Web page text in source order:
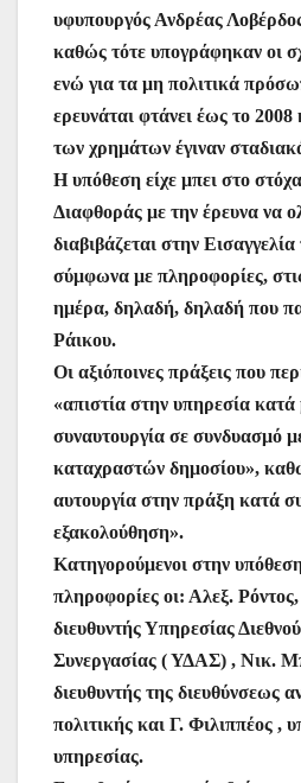
υφυπουργός Ανδρέας
καθώς τότε υπογράφηκαν οι
ενώ για τα μη πολιτικά
ερευνάται φτάνει έως το
των χρημάτων έγιναν
Η υπόθεση είχε μπει στο
Διαφθοράς με την έρευνα να
διαβιβάζεται στην
σύμφωνα με πληροφορίες,
ημέρα, δηλαδή, δηλαδή που
Ράικου.
Οι αξιόποινες πράξεις που
«απιστία στην υπηρεσία
συναυτουργία σε συνδυασμό
καταχραστών δημοσίου»,
αυτουργία στην πράξη κατά
εξακολούθηση».
Κατηγορούμενοι στην
πληροφορίες οι: Αλεξ.
διευθυντής Υπηρεσίας
Συνεργασίας ( ΥΔΑΣ) , Νικ.
διευθυντής της διευθύνσεως
πολιτικής και Γ. Φιλιππέος ,
υπηρεσίας.